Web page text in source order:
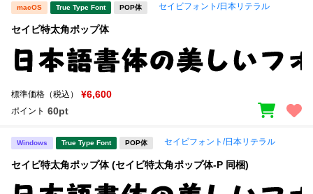
macOS True Type Font POP体 セイビフォント/日本リテラル
セイビ特太角ポップ体
標準価格（税込） ¥6,600
ポイント 60pt
Windows True Type Font POP体 セイビフォント/日本リテラル
セイビ特太角ポップ体 (セイビ特太角ポップ体-P 同梱)